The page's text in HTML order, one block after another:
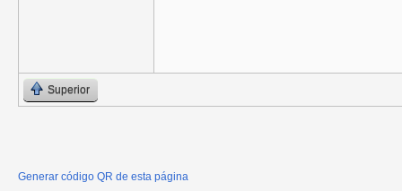
Superior
Generar código QR de esta página